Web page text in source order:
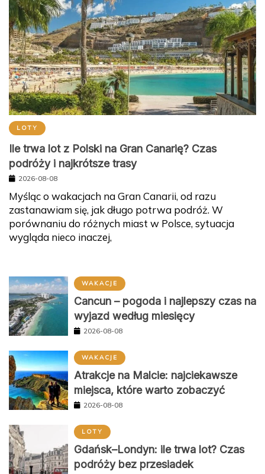
LOTY
Ile trwa lot z Polski na Gran Canarię? Czas
podróży i najkrótsze trasy
2026-08-08
Myśląc o wakacjach na Gran Canarii, od razu
zastanawiam się, jak długo potrwa podróż. W
porównaniu do różnych miast w Polsce, sytuacja
wygląda nieco inaczej,
WAKACJE
Cancun – pogoda i najlepszy czas na
wyjazd według miesięcy
2026-08-08
WAKACJE
Atrakcje na Malcie: najciekawsze
miejsca, które warto zobaczyć
2026-08-08
LOTY
Gdańsk–Londyn: ile trwa lot? Czas
podróży bez przesiadek